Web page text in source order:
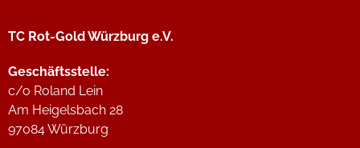
TC Rot-Gold Würzburg e.V.
Geschäftsstelle:
c/o Roland Lein
Am Heigelsbach 28
97084 Würzburg